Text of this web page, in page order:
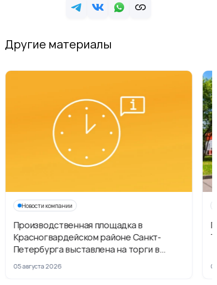
Другие материалы
Новости компании
Производственная площадка в
Красногвардейском районе Санкт-
Петербурга выставлена на торги в
рамках приватизации
05 августа 2026